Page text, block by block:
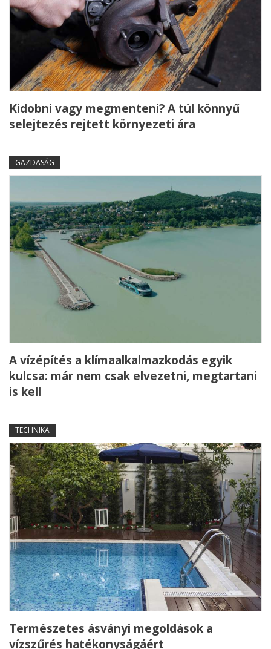
Kidobni vagy megmenteni? A túl könnyű
selejtezés rejtett környezeti ára
GAZDASÁG
A vízépítés a klímaalkalmazkodás egyik
kulcsa: már nem csak elvezetni, megtartani
is kell
TECHNIKA
Természetes ásványi megoldások a
vízszűrés hatékonyságáért